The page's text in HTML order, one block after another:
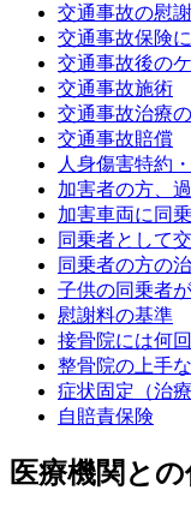
交通事故の慰
交通事故保険
交通事故後の
交通事故施術
交通事故治療
交通事故賠償
人身傷害特約
加害者の方、
加害車両に同
同乗者として
同乗者の方の
子供の同乗者
慰謝料の基準
接骨院には何
整骨院の上手
症状固定（治
自賠責保険
医療機関と